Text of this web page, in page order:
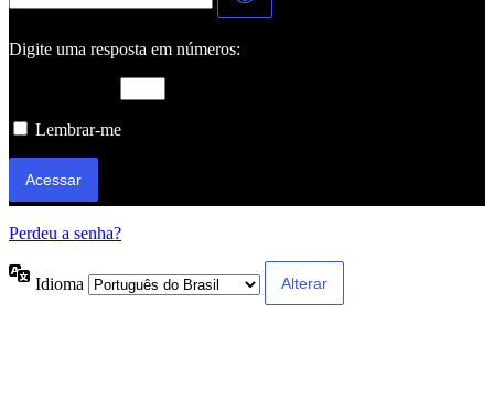
Digite uma resposta em números:
Lembrar-me
Perdeu a senha?
Idioma